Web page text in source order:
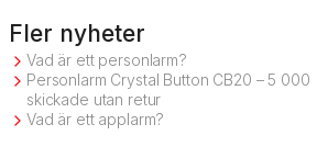
Fler nyheter
Vad är ett personlarm?
Personlarm Crystal Button CB20 – 5 000
skickade utan retur
Vad är ett applarm?